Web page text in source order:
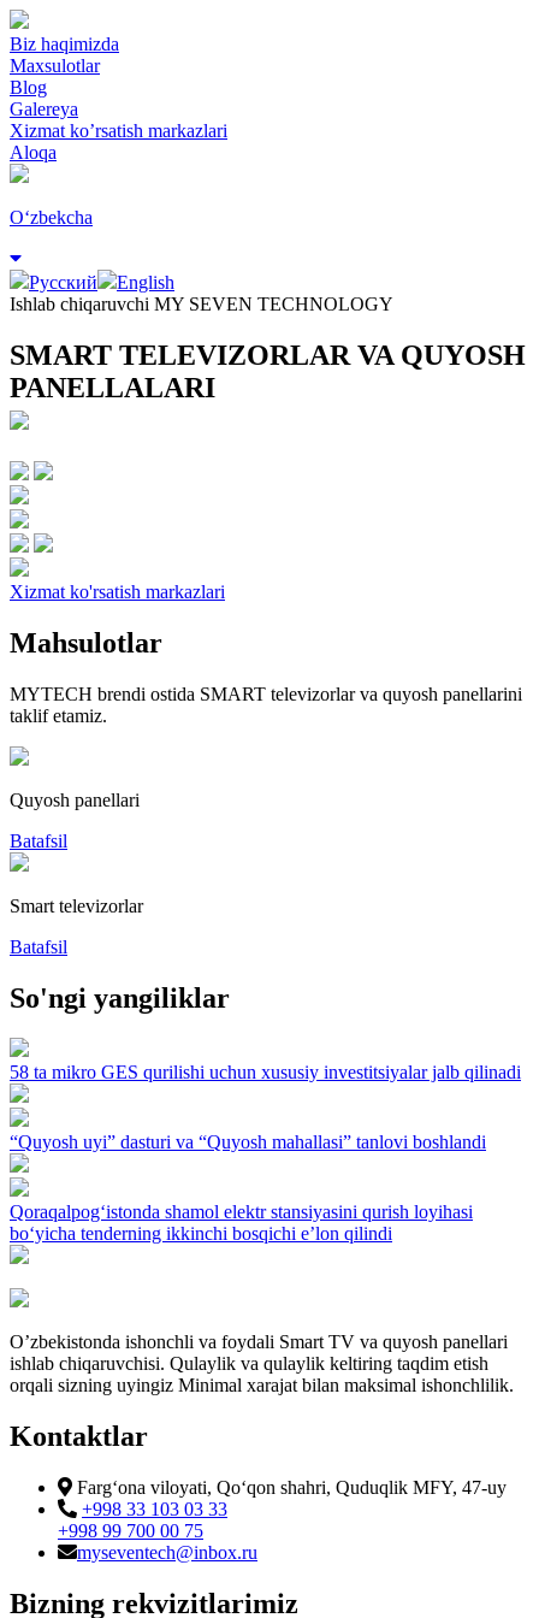
Biz haqimizda
Maxsulotlar
Blog
Galereya
Xizmat ko’rsatish markazlari
Aloqa
Oʻzbekcha
Русский
English
Ishlab chiqaruvchi MY SEVEN TECHNOLOGY
SMART TELEVIZORLAR VA QUYOSH
PANELLALARI
Xizmat ko'rsatish markazlari
Mahsulotlar
MYTECH brendi ostida SMART televizorlar va quyosh panellarini
taklif etamiz.
Quyosh panellari
Batafsil
Smart televizorlar
Batafsil
So'ngi yangiliklar
58 ta mikro GES qurilishi uchun xususiy investitsiyalar jalb qilinadi
“Quyosh uyi” dasturi va “Quyosh mahallasi” tanlovi boshlandi
Qoraqalpog‘istonda shamol elektr stansiyasini qurish loyihasi
bo‘yicha tenderning ikkinchi bosqichi e’lon qilindi
O’zbekistonda ishonchli va foydali Smart TV va quyosh panellari
ishlab chiqaruvchisi. Qulaylik va qulaylik keltiring taqdim etish
orqali sizning uyingiz Minimal xarajat bilan maksimal ishonchlilik.
Kontaktlar
Farg‘ona viloyati, Qo‘qon shahri, Quduqlik MFY, 47-uy
+998 33 103 03 33
+998 99 700 00 75
myseventech@inbox.ru
Bizning rekvizitlarimiz